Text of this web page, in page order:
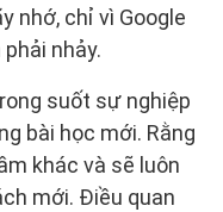
nhớ, chỉ vì Google
nhảy.
suốt sự nghiệp
bài học mới. Rằng
khác và sẽ luôn
mới. Điều quan